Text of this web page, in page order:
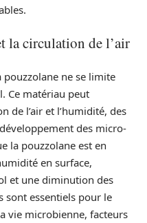
la circulation de l’air
pouzzolane ne se limite
Ce matériau peut
de l’air et l’humidité, des
des micro-
la pouzzolane est en
en surface,
et une diminution des
sont essentiels pour le
vie microbienne, facteurs